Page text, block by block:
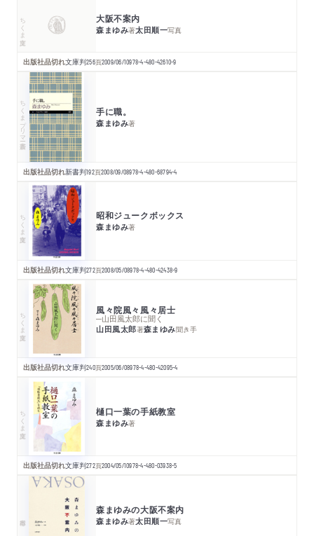
ちくま文庫 大阪不案内
森まゆみ著太田順一写真
出版社品切れ文庫判256頁2009/06/10978-4-480-42610-9
ちくまプリマー新書 手に職。
森まゆみ著
出版社品切れ新書判192頁2008/09/08978-4-480-68794-4
ちくま文庫 昭和ジュークボックス
森まゆみ著
出版社品切れ文庫判272頁2008/05/08978-4-480-42438-9
ちくま文庫 風々院風々風々居士
─山田風太郎に聞く
山田風太郎著森まゆみ聞き手
出版社品切れ文庫判240頁2005/06/08978-4-480-42095-4
ちくま文庫 樋口一葉の手紙教室
森まゆみ著
出版社品切れ文庫判272頁2004/05/10978-4-480-03938-5
森まゆみの大阪不案内
森まゆみ著太田順一写真